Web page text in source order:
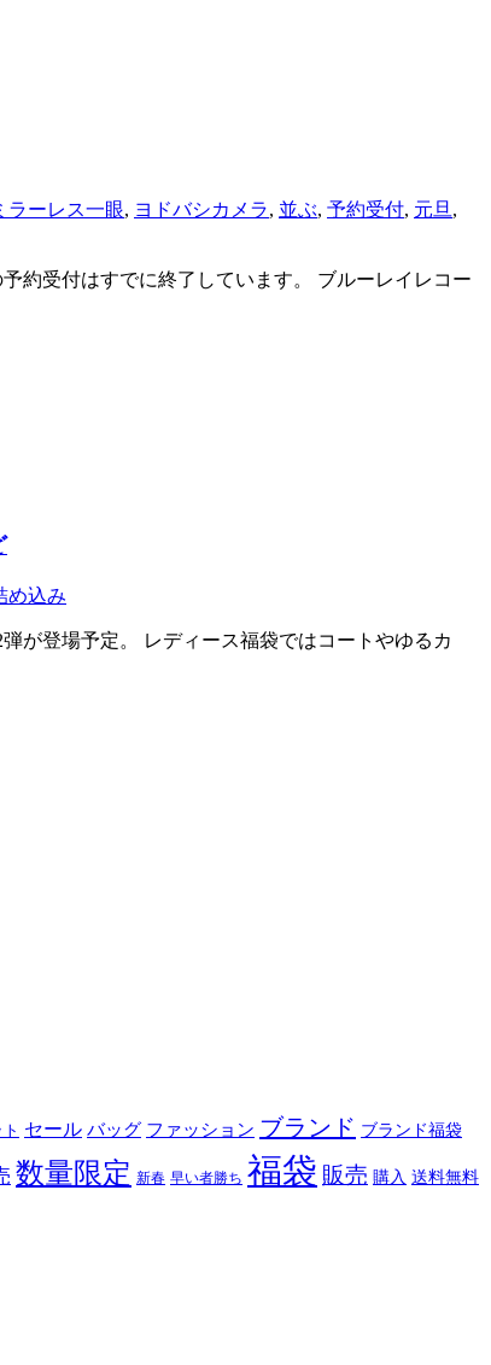
ラーレス一眼, ヨドバシカメラ, 並ぶ, 予約受付, 元旦 ,
約受付はすでに終了しています。 ブルーレイレコー
め込み
が登場予定。 レディース福袋ではコートやゆるカ
セール バッグ ファッション ブランド ブランド福袋
数量限定 新春 早い者勝ち 福袋 販売 購入 送料無料